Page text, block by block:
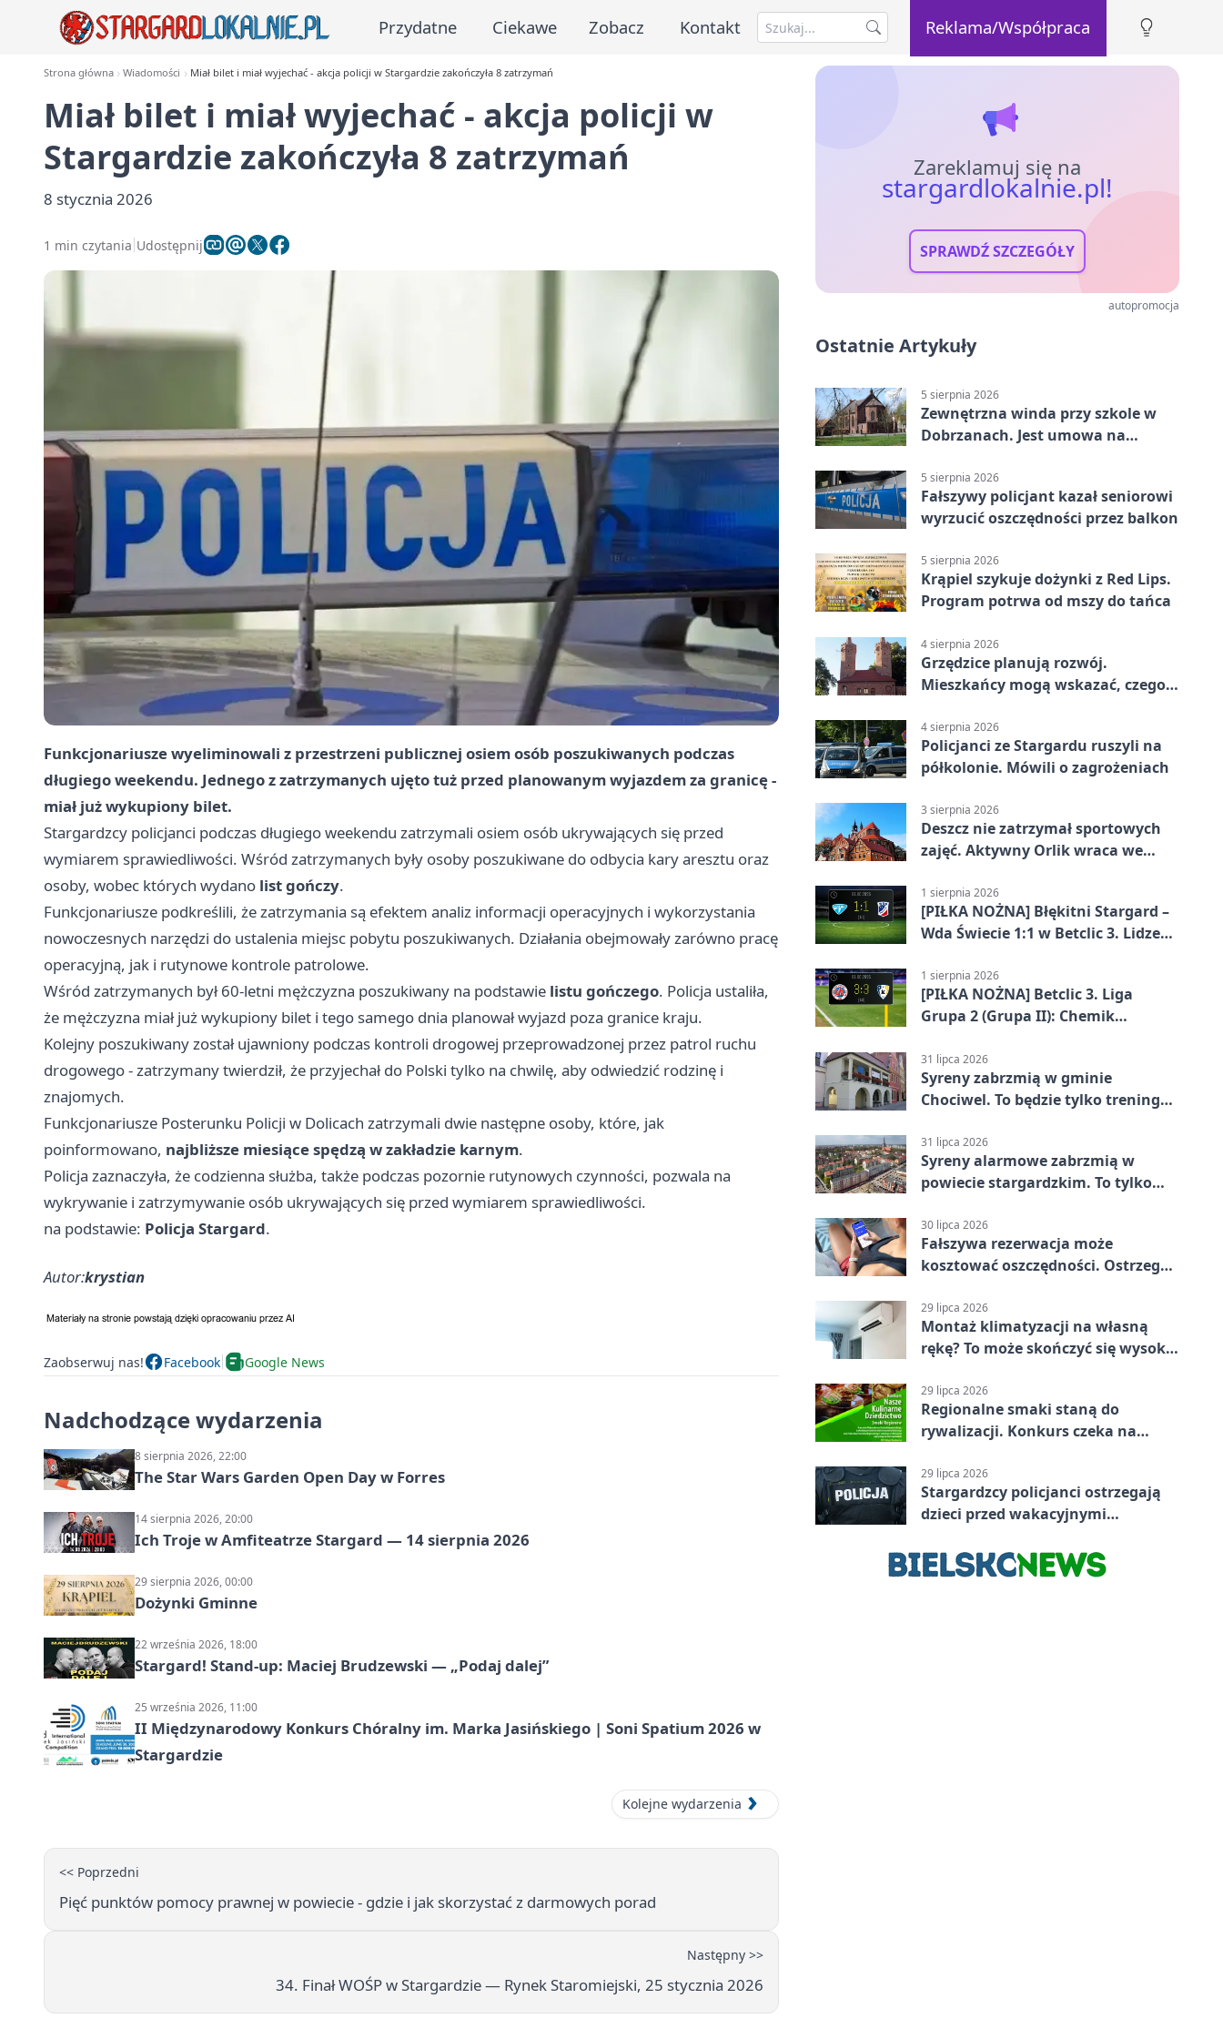
Przydatne Ciekawe Zobacz Kontakt Reklama/Współpraca
Strona główna Wiadomości Miał bilet i miał wyjechać - akcja policji w Stargardzie zakończyła 8 zatrzymań
Miał bilet i miał wyjechać - akcja policji w
Stargardzie zakończyła 8 zatrzymań
8 stycznia 2026
1 min czytania Udostępnij
Funkcjonariusze wyeliminowali z przestrzeni publicznej osiem osób poszukiwanych podczas
długiego weekendu. Jednego z zatrzymanych ujęto tuż przed planowanym wyjazdem za granicę -
miał już wykupiony bilet.
Stargardzcy policjanci podczas długiego weekendu zatrzymali osiem osób ukrywających się przed
wymiarem sprawiedliwości. Wśród zatrzymanych były osoby poszukiwane do odbycia kary aresztu oraz
osoby, wobec których wydano list gończy.
Funkcjonariusze podkreślili, że zatrzymania są efektem analiz informacji operacyjnych i wykorzystania
nowoczesnych narzędzi do ustalenia miejsc pobytu poszukiwanych. Działania obejmowały zarówno pracę
operacyjną, jak i rutynowe kontrole patrolowe.
Wśród zatrzymanych był 60-letni mężczyzna poszukiwany na podstawie listu gończego. Policja ustaliła,
że mężczyzna miał już wykupiony bilet i tego samego dnia planował wyjazd poza granice kraju.
Kolejny poszukiwany został ujawniony podczas kontroli drogowej przeprowadzonej przez patrol ruchu
drogowego - zatrzymany twierdził, że przyjechał do Polski tylko na chwilę, aby odwiedzić rodzinę i
znajomych.
Funkcjonariusze Posterunku Policji w Dolicach zatrzymali dwie następne osoby, które, jak
poinformowano, najbliższe miesiące spędzą w zakładzie karnym.
Policja zaznaczyła, że codzienna służba, także podczas pozornie rutynowych czynności, pozwala na
wykrywanie i zatrzymywanie osób ukrywających się przed wymiarem sprawiedliwości.
na podstawie: Policja Stargard.
Autor:krystian
Zaobserwuj nas! Facebook Google News
Nadchodzące wydarzenia
8 sierpnia 2026, 22:00
The Star Wars Garden Open Day w Forres
14 sierpnia 2026, 20:00
Ich Troje w Amfiteatrze Stargard — 14 sierpnia 2026
29 sierpnia 2026, 00:00
Dożynki Gminne
22 września 2026, 18:00
Stargard! Stand-up: Maciej Brudzewski — „Podaj dalej”
25 września 2026, 11:00
II Międzynarodowy Konkurs Chóralny im. Marka Jasińskiego | Soni Spatium 2026 w
Stargardzie
Kolejne wydarzenia
<< Poprzedni
Pięć punktów pomocy prawnej w powiecie - gdzie i jak skorzystać z darmowych porad
Następny >>
34. Finał WOŚP w Stargardzie — Rynek Staromiejski, 25 stycznia 2026
Zareklamuj się na
stargardlokalnie.pl!
SPRAWDŹ SZCZEGÓŁY
autopromocja
Ostatnie Artykuły
5 sierpnia 2026
Zewnętrzna winda przy szkole w
Dobrzanach. Jest umowa na
5 sierpnia 2026
Fałszywy policjant kazał seniorowi
wyrzucić oszczędności przez balkon
5 sierpnia 2026
Krąpiel szykuje dożynki z Red Lips.
Program potrwa od mszy do tańca
4 sierpnia 2026
Grzędzice planują rozwój.
Mieszkańcy mogą wskazać, czego
4 sierpnia 2026
Policjanci ze Stargardu ruszyli na
półkolonie. Mówili o zagrożeniach
3 sierpnia 2026
Deszcz nie zatrzymał sportowych
zajęć. Aktywny Orlik wraca we
1 sierpnia 2026
[PIŁKA NOŻNA] Błękitni Stargard –
Wda Świecie 1:1 w Betclic 3. Lidze
1 sierpnia 2026
[PIŁKA NOŻNA] Betclic 3. Liga
Grupa 2 (Grupa II): Chemik
Stargard 3:3
31 lipca 2026
Syreny zabrzmią w gminie
Chociwel. To będzie tylko trening
31 lipca 2026
Syreny alarmowe zabrzmią w
powiecie stargardzkim. To tylko
30 lipca 2026
Fałszywa rezerwacja może
kosztować oszczędności. Ostrzega
29 lipca 2026
Montaż klimatyzacji na własną
rękę? To może skończyć się wysoką
29 lipca 2026
Regionalne smaki staną do
rywalizacji. Konkurs czeka na
29 lipca 2026
Stargardzcy policjanci ostrzegają
dzieci przed wakacyjnymi